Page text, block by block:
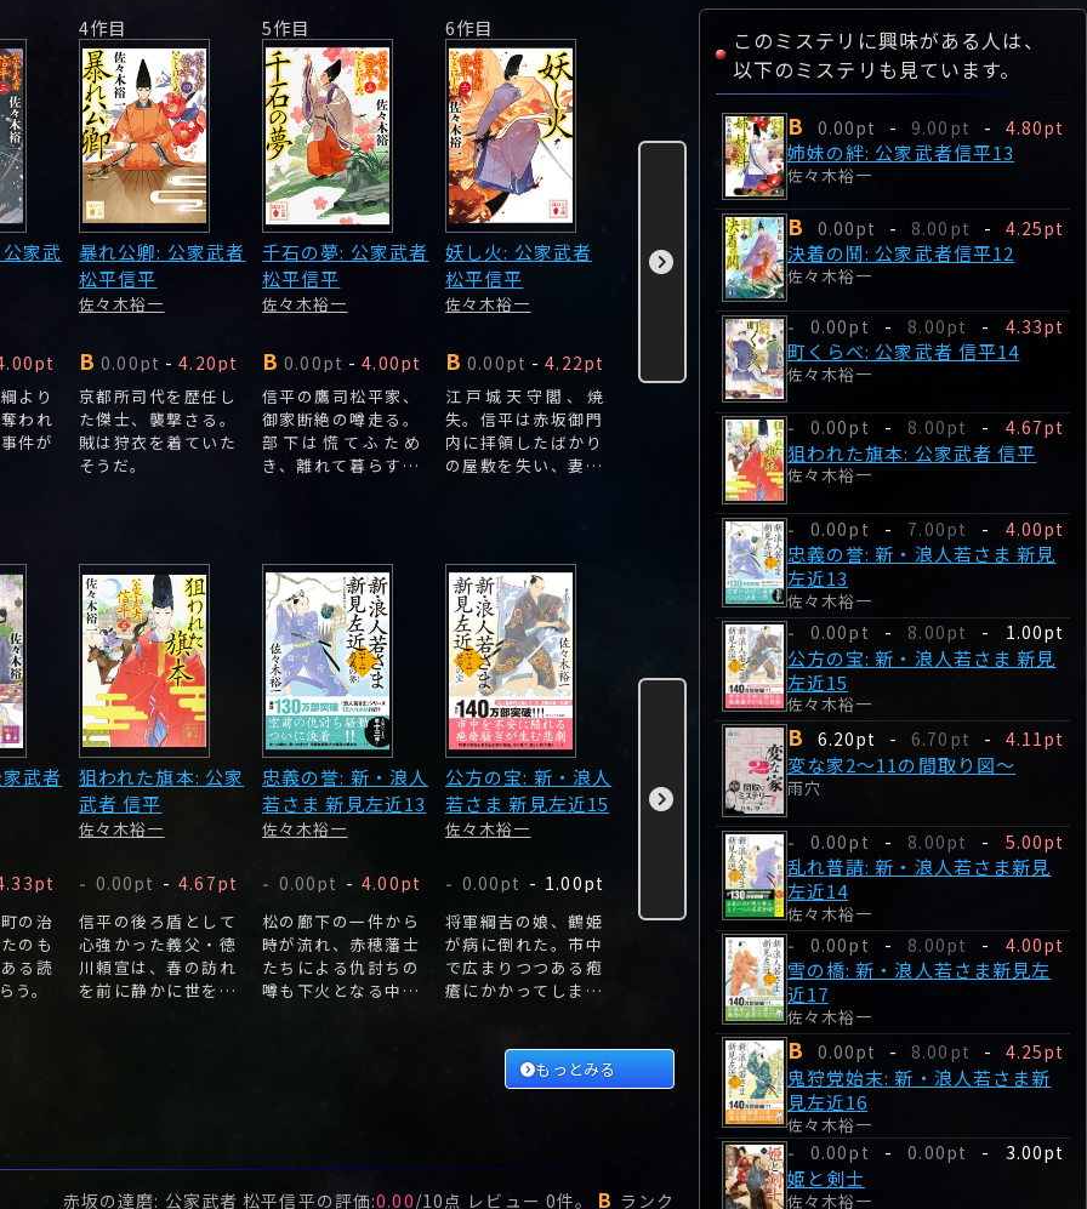
家武
より
われ
件が
4作目
暴れ公卿: 公家武者
松平信平
佐々木裕一
B 0.00pt - 4.20pt
京都所司代を歴任し
た傑士、襲撃さる。
賊は狩衣を着ていた
そうだ。
5作目
千石の夢: 公家武者
松平信平
佐々木裕一
B 0.00pt - 4.00pt
信平の鷹司松平家、
御家断絶の噂走る。
部下は慌てふため
き、離れて暮らす妻
6作目
妖し火: 公家武者
松平信平
佐々木裕一
B 0.00pt - 4.22pt
江戸城天守閣、焼
失。信平は赤坂御門
内に拝領したばかり
の屋敷を失い、妻・
十万石の誘い: 公家
武者 松平信平
4.83pt
息子を江戸大火で喪
った丹州岡村藩主の
松平丹波守直定が跡
継ぎ候補として見出
したのは、まさかの
信平だった。
8作目
黄泉の女: 公家武者
松平信平
B 0.00pt - 4.00pt
賊・蛇の権六の首が
忽然と消えた。その
後、権六の亡霊によ
る襲撃事件が多発。
将軍の宴:
B 0.00pt
所顕子女
あり。将
すは天下の
武者
の治
のも
る読
う。
狙われた旗本: 公家
武者 信平
佐々木裕一
- 0.00pt - 4.67pt
信平の後ろ盾として
心強かった義父・徳
川頼宣は、春の訪れ
を前に静かに世を去
忠義の誉: 新・浪人
若さま 新見左近13
佐々木裕一
- 0.00pt - 4.00pt
松の廊下の一件から
時が流れ、赤穂藩士
たちによる仇討ちの
噂も下火となる中、
公方の宝: 新・浪人
若さま 新見左近15
佐々木裕一
- 0.00pt - 1.00pt
将軍綱吉の娘、鶴姫
が病に倒れた。市中
で広まりつつある疱
瘡にかかってしまっ
変な家2～11の間取
り図～
4.11pt
あなたは、この「11
の間取り」の謎が解
けますか？前作に続
き、フリーライター
の筆者と設計士・栗
原のコンビが不可解
な間取りの謎に挑
む。
乱れ普請: 新・浪人
若さま新見左近14
佐々木裕一
- 0.00pt - 5.00pt
左近に窮地を救われ
た縁で、甲府藩に召
し抱えられた坂手文
左衛門が桜田の上屋
敷の修繕を差配すべ
く、国許から出府し
てきた。
雪の橋:
佐々木裕一
- 0.00pt
度の西ノ
たすと共
らず市中
ては、悪
いた。
もっとみる
赤坂の達磨: 公家武者 松平信平の評価:0.00/10点 レビュー 0件。 B ランク
このミステリに興味がある人は、
以下のミステリも見ています。
B 0.00pt - 9.00pt - 4.80pt
姉妹の絆: 公家武者信平13
佐々木裕一
B 0.00pt - 8.00pt - 4.25pt
決着の鬨: 公家武者信平12
佐々木裕一
- 0.00pt - 8.00pt - 4.33pt
町くらべ: 公家武者 信平14
佐々木裕一
- 0.00pt - 8.00pt - 4.67pt
狙われた旗本: 公家武者 信平
佐々木裕一
- 0.00pt - 7.00pt - 4.00pt
忠義の誉: 新・浪人若さま 新見
左近13
佐々木裕一
-
0.00pt - 8.00pt - 1.00pt
公方の宝: 新・浪人若さま 新見
左近15
佐々木裕一
B 6.20pt - 6.70pt - 4.11pt
変な家2～11の間取り図～
雨穴
- 0.00pt - 8.00pt - 5.00pt
乱れ普請: 新・浪人若さま新見
左近14
佐々木裕一
-
0.00pt - 8.00pt - 4.00pt
雪の橋: 新・浪人若さま新見左
近17
佐々木裕一
B 0.00pt - 8.00pt - 4.25pt
鬼狩党始末: 新・浪人若さま新
見左近16
佐々木裕一
-
0.00pt - 0.00pt - 3.00pt
姫と剣士
佐々木裕一